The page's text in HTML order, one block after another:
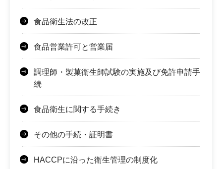
食品衛生法の改正
食品営業許可と営業届
調理師・製菓衛生師試験の実施及び免許申請手
続
食品衛生に関する手続き
その他の手続・証明書
HACCPに沿った衛生管理の制度化